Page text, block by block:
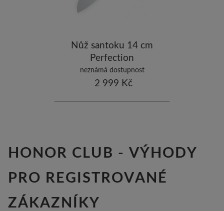
Nůž santoku 14 cm
Perfection
neznámá dostupnost
2 999 Kč
HONOR CLUB - VÝHODY
PRO REGISTROVANÉ
ZÁKAZNÍKY